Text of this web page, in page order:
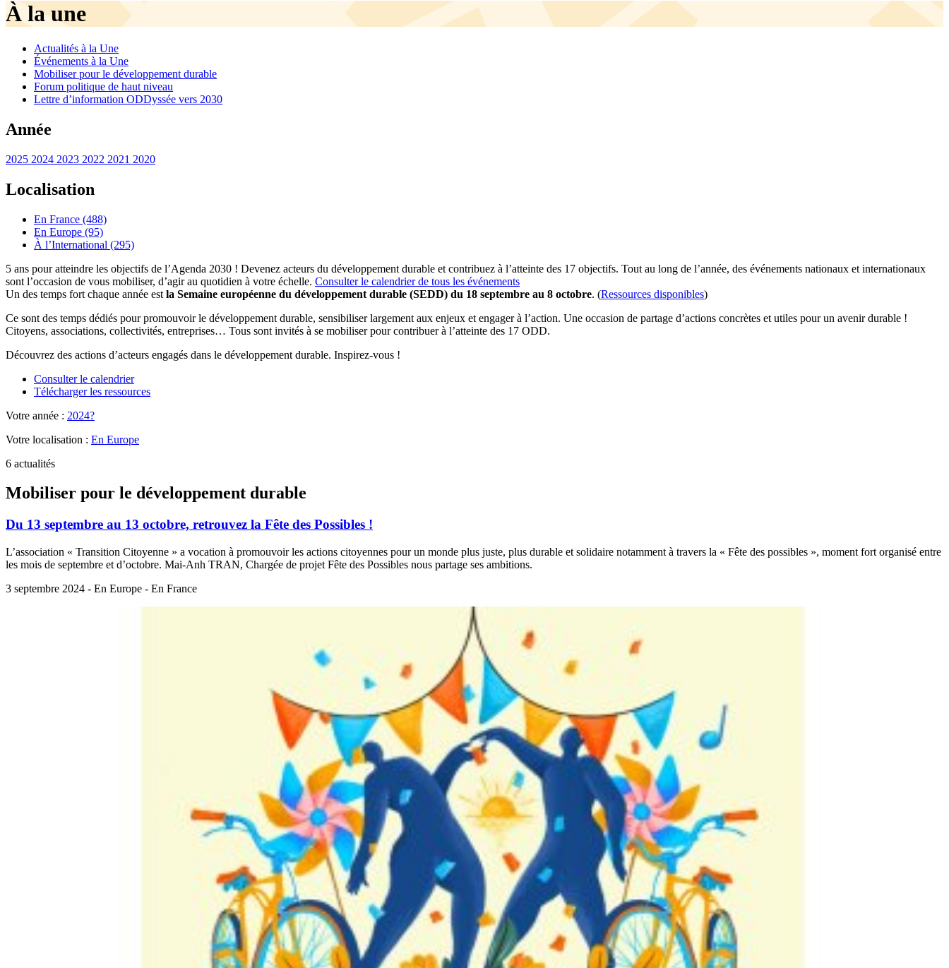
À la une
Actualités à la Une
Événements à la Une
Mobiliser pour le développement durable
Forum politique de haut niveau
Lettre d’information ODDyssée vers 2030
Année
2025 2024 2023 2022 2021 2020
Localisation
En France (488)
En Europe (95)
À l’International (295)
5 ans pour atteindre les objectifs de l’Agenda 2030 ! Devenez acteurs du développement durable et contribuez à l’atteinte des 17 objectifs. Tout au long de l’année, des événements nationaux et internationaux
sont l’occasion de vous mobiliser, d’agir au quotidien à votre échelle. Consulter le calendrier de tous les événements
Un des temps fort chaque année est la Semaine européenne du développement durable (SEDD) du 18 septembre au 8 octobre. (Ressources disponibles)
Ce sont des temps dédiés pour promouvoir le développement durable, sensibiliser largement aux enjeux et engager à l’action. Une occasion de partage d’actions concrètes et utiles pour un avenir durable !
Citoyens, associations, collectivités, entreprises… Tous sont invités à se mobiliser pour contribuer à l’atteinte des 17 ODD.
Découvrez des actions d’acteurs engagés dans le développement durable. Inspirez-vous !
Consulter le calendrier
Télécharger les ressources
Votre année : 2024?
Votre localisation : En Europe
6 actualités
Mobiliser pour le développement durable
Du 13 septembre au 13 octobre, retrouvez la Fête des Possibles !
L’association « Transition Citoyenne » a vocation à promouvoir les actions citoyennes pour un monde plus juste, plus durable et solidaire notamment à travers la « Fête des possibles », moment fort organisé entre
les mois de septembre et d’octobre. Mai-Anh TRAN, Chargée de projet Fête des Possibles nous partage ses ambitions.
3 septembre 2024 - En Europe - En France